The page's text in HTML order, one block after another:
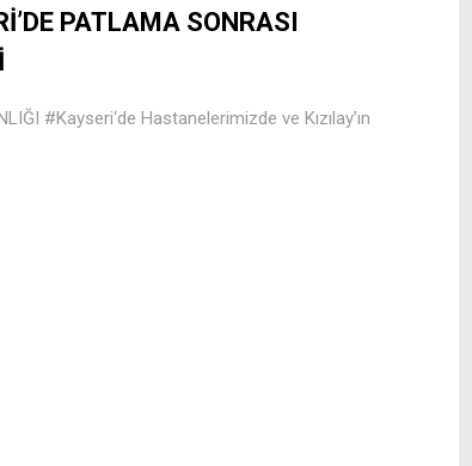
PATLAMA SONRASI
#Kayseri‘de Hastanelerimizde ve Kızılay’ın